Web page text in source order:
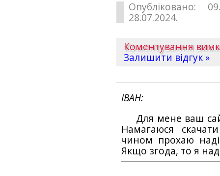
Опубліковано:
28.07.2024.
Коментування
Залишити відгук »
ІВАН
Для мене ваш
Намагаюся
чином прохаю
Якщо згода, то я